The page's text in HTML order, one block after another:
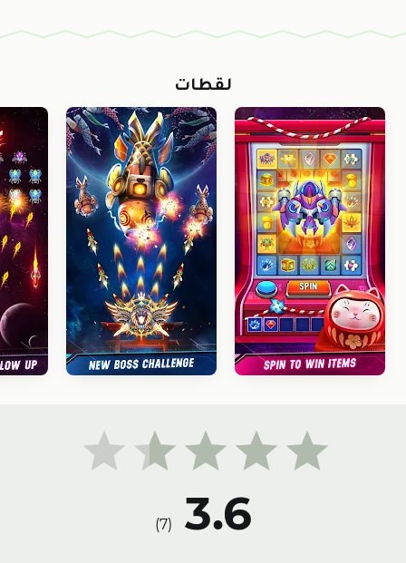
3.6
(
7
)
لقطات